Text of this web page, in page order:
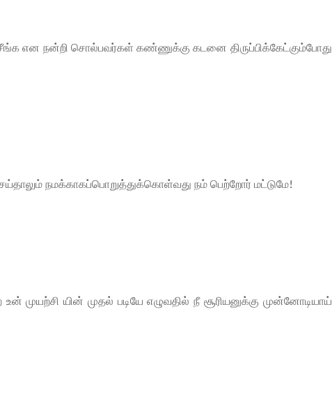
என நன்றி சொல்பவர்கள் கண்ணுக்கு கடனை திருப்பிக்கேட்கும்போது
நமக்காகப்பொறுத்துக்கொள்வது நம் பெற்றோர் மட்டுமே!
முயற்சி யின் முதல் படியே எழுவதில் நீ சூரியனுக்கு முன்னோடியாய்